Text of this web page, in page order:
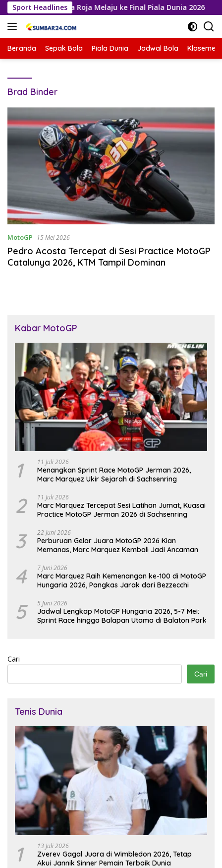
Langsung
ke
konten
Sport Headlines
Prancis, La Roja Melaju ke Final Piala Dunia 2026
Beranda Sepak Bola Piala Dunia Jadwal Bola Klasemen
Brad Binder
MotoGP 15 Mei 2026
Pedro Acosta Tercepat di Sesi Practice MotoGP
Catalunya 2026, KTM Tampil Dominan
Kabar MotoGP
1 11 Juli 2026
Menangkan Sprint Race MotoGP Jerman 2026,
Marc Marquez Ukir Sejarah di Sachsenring
2 11 Juli 2026
Marc Marquez Tercepat Sesi Latihan Jumat, Kuasai
Practice MotoGP Jerman 2026 di Sachsenring
3 22 Juni 2026
Perburuan Gelar Juara MotoGP 2026 Kian
Memanas, Marc Marquez Kembali Jadi Ancaman
4 7 Juni 2026
Marc Marquez Raih Kemenangan ke-100 di MotoGP
Hungaria 2026, Pangkas Jarak dari Bezzecchi
5 5 Juni 2026
Jadwal Lengkap MotoGP Hungaria 2026, 5-7 Mei:
Sprint Race hingga Balapan Utama di Balaton Park
Cari
Cari
Tenis Dunia
1 13 Juli 2026
Zverev Gagal Juara di Wimbledon 2026, Tetap
Akui Jannik Sinner Pemain Terbaik Dunia